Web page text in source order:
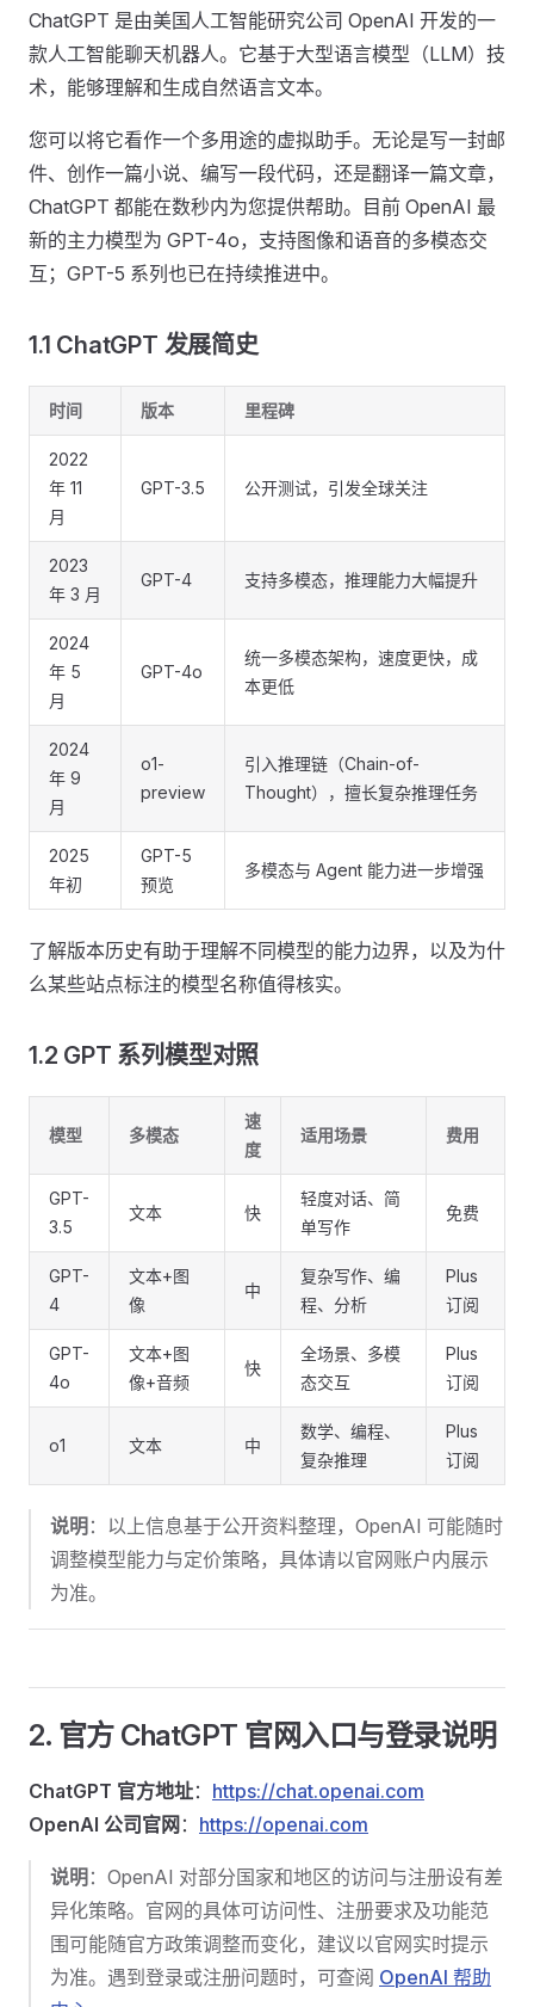
ChatGPT 是由美国人工智能研究公司 OpenAI 开发的一
款人工智能聊天机器人。它基于大型语言模型（LLM）技
术，能够理解和生成自然语言文本。
您可以将它看作一个多用途的虚拟助手。无论是写一封邮
件、创作一篇小说、编写一段代码，还是翻译一篇文章，
ChatGPT 都能在数秒内为您提供帮助。目前 OpenAI 最
新的主力模型为 GPT-4o，支持图像和语音的多模态交
互；GPT-5 系列也已在持续推进中。
1.1 ChatGPT 发展简史
时间 版本 里程碑
2022
年 11
月
GPT-3.5 公开测试，引发全球关注
2023
年 3 月
GPT-4 支持多模态，推理能力大幅提升
2024
年 5
月
GPT-4o
统一多模态架构，速度更快，成
本更低
2024
年 9
月
o1-
preview
引入推理链（Chain-of-
Thought），擅长复杂推理任务
2025
年初
GPT-5
预览
多模态与 Agent 能力进一步增强
了解版本历史有助于理解不同模型的能力边界，以及为什
么某些站点标注的模型名称值得核实。
1.2 GPT 系列模型对照
模型 多模态
速
度
适用场景 费用
GPT-
3.5
文本 快
轻度对话、简
单写作
免费
GPT-
4
文本+图
像
中
复杂写作、编
程、分析
Plus
订阅
GPT-
4o
文本+图
像+音频
快
全场景、多模
态交互
Plus
订阅
o1 文本 中
数学、编程、
复杂推理
Plus
订阅
说明 ：以上信息基于公开资料整理，OpenAI 可能随时
调整模型能力与定价策略，具体请以官网账户内展示
为准。
2. 官方 ChatGPT 官网入口与登录说明
ChatGPT 官方地址： https://chat.openai.com
OpenAI 公司官网 ： https://openai.com
说明 ：OpenAI 对部分国家和地区的访问与注册设有差
异化策略。官网的具体可访问性、注册要求及功能范
围可能随官方政策调整而变化，建议以官网实时提示
为准。遇到登录或注册问题时，可查阅 OpenAI 帮助